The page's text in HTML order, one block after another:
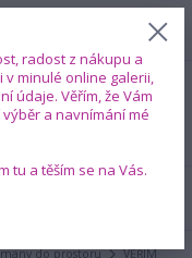
Menu
0 ks
0 Kč
do prostoru VĚŘÍM
radost z nákupu a
minulé online galerii,
údaje. Věřím, že Vám
a navnímání mé
tu a těším se na Vás.